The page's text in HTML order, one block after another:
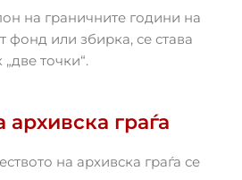
на граничните години на
фонд или збирка, се става
точки“.
граѓа
на архивска граѓа се